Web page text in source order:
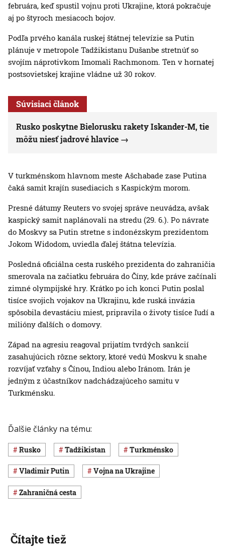
februára, keď spustil vojnu proti Ukrajine, ktorá pokračuje
aj po štyroch mesiacoch bojov.
Podľa prvého kanála ruskej štátnej televízie sa Putin
plánuje v metropole Tadžikistanu Dušanbe stretnúť so
svojím náprotivkom Imomali Rachmonom. Ten v hornatej
postsovietskej krajine vládne už 30 rokov.
Súvisiaci článok
Rusko poskytne Bielorusku rakety Iskander-M, tie
môžu niesť jadrové hlavice
V turkménskom hlavnom meste Ašchabade zase Putina
čaká samit krajín susediacich s Kaspickým morom.
Presné dátumy Reuters vo svojej správe neuvádza, avšak
kaspický samit naplánovali na stredu (29. 6.). Po návrate
do Moskvy sa Putin stretne s indonézskym prezidentom
Jokom Widodom, uviedla ďalej štátna televízia.
Posledná oficiálna cesta ruského prezidenta do zahraničia
smerovala na začiatku februára do Číny, kde práve začínali
zimné olympijské hry. Krátko po ich konci Putin poslal
tisíce svojich vojakov na Ukrajinu, kde ruská invázia
spôsobila devastáciu miest, pripravila o životy tisíce ľudí a
milióny ďalších o domovy.
Západ na agresiu reagoval prijatím tvrdých sankcií
zasahujúcich rôzne sektory, ktoré vedú Moskvu k snahe
rozvíjať vzťahy s Čínou, Indiou alebo Iránom. Irán je
jedným z účastníkov nadchádzajúceho samitu v
Turkménsku.
Ďalšie články na tému:
Rusko Tadžikistan Turkménsko
Vladimir Putin vojna na Ukrajine
zahraničná cesta
Čítajte tiež